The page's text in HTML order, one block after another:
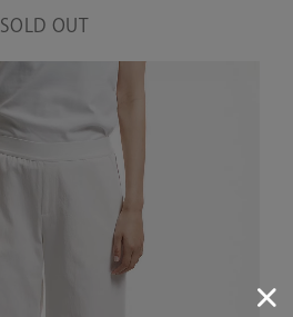
SOLD OUT